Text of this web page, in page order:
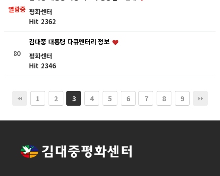
열람중 평화센터
Hit 2362
80
김대중 대통령 다큐멘터리 정보
평화센터
Hit 2346
1 2 3 4 5 6 7 8 9